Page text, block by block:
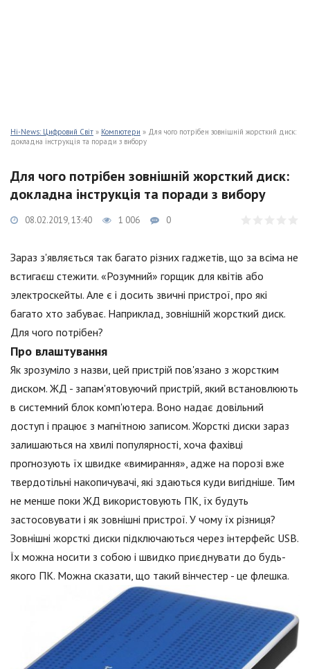
Hi-News: Цифровий Світ » Компютери » Для чого потрібен зовнішній жорсткий диск:
докладна інструкція та поради з вибору
Для чого потрібен зовнішній жорсткий диск:
докладна інструкція та поради з вибору
08.02.2019, 13:40 1 006 0
Зараз з'являється так багато різних гаджетів, що за всіма не
встигаєш стежити. «Розумний» горщик для квітів або
электроскейты. Але є і досить звичні пристрої, про які
багато хто забуває. Наприклад, зовнішній жорсткий диск.
Для чого потрібен?
Про влаштування
Як зрозуміло з назви, цей пристрій пов'язано з жорстким
диском. ЖД - запам'ятовуючий пристрій, який встановлюють
в системний блок комп'ютера. Воно надає довільний
доступ і працює з магнітною записом. Жорсткі диски зараз
залишаються на хвилі популярності, хоча фахівці
прогнозують їх швидке «вимирання», адже на порозі вже
твердотільні накопичувачі, які здаються куди вигідніше. Тим
не менше поки ЖД використовують ПК, їх будуть
застосовувати і як зовнішні пристрої. У чому їх різниця?
Зовнішні жорсткі диски підключаються через інтерфейс USB.
Їх можна носити з собою і швидко приєднувати до будь-
якого ПК. Можна сказати, що такий вінчестер - це флешка.